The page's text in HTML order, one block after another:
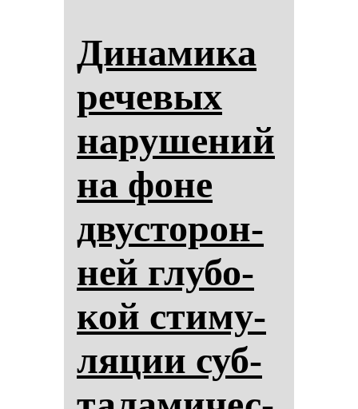
Ди­на­ми­ка
ре­че­вых
на­ру­ше­ний
на фо­не
двус­то­рон­
ней глу­бо­
кой сти­му­
ля­ции суб­